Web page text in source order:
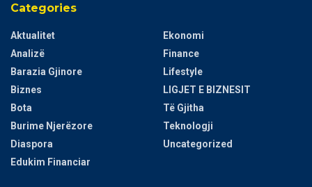
Categories
Aktualitet
Analizë
Barazia Gjinore
Biznes
Bota
Burime Njerëzore
Diaspora
Edukim Financiar
Ekonomi
Finance
Lifestyle
LIGJET E BIZNESIT
Të Gjitha
Teknologji
Uncategorized